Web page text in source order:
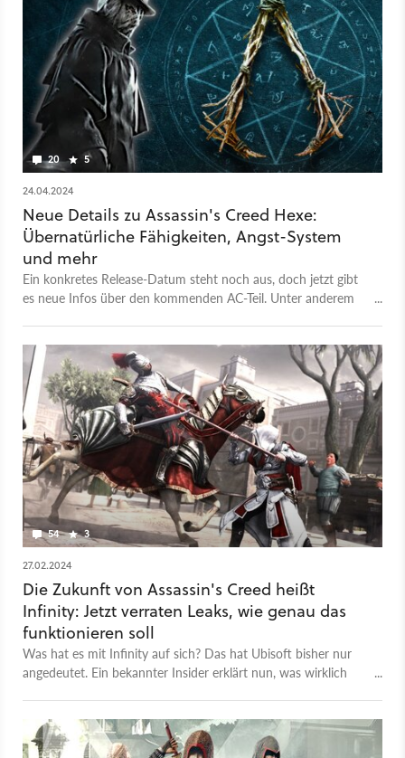
20 5
24.04.2024
Neue Details zu Assassin's Creed Hexe:
Übernatürliche Fähigkeiten, Angst-System
und mehr
Ein konkretes Release-Datum steht noch aus, doch jetzt gibt
es neue Infos über den kommenden AC-Teil. Unter anderem
54 3
27.02.2024
Die Zukunft von Assassin's Creed heißt
Infinity: Jetzt verraten Leaks, wie genau das
funktionieren soll
Was hat es mit Infinity auf sich? Das hat Ubisoft bisher nur
angedeutet. Ein bekannter Insider erklärt nun, was wirklich